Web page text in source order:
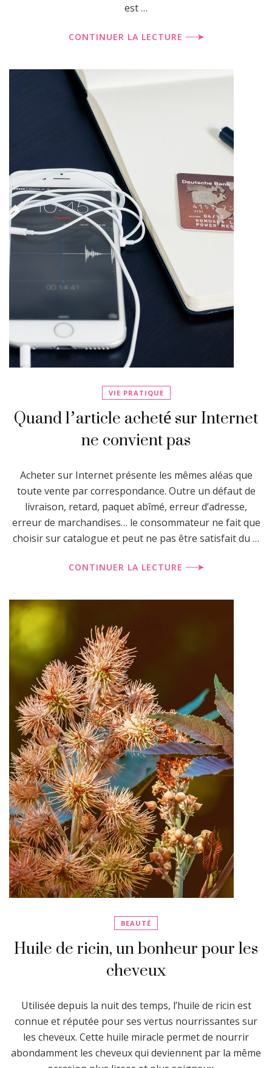
est …
CONTINUER LA LECTURE
VIE PRATIQUE
Quand l’article acheté sur Internet
ne convient pas
Acheter sur Internet présente les mêmes aléas que
toute vente par correspondance. Outre un défaut de
livraison, retard, paquet abîmé, erreur d’adresse,
erreur de marchandises… le consommateur ne fait que
choisir sur catalogue et peut ne pas être satisfait du …
CONTINUER LA LECTURE
BEAUTÉ
Huile de ricin, un bonheur pour les
cheveux
Utilisée depuis la nuit des temps, l’huile de ricin est
connue et réputée pour ses vertus nourrissantes sur
les cheveux. Cette huile miracle permet de nourrir
abondamment les cheveux qui deviennent par la même